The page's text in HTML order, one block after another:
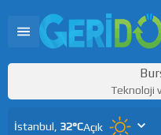
Teknoloji
İstanbul, 32°CAçık